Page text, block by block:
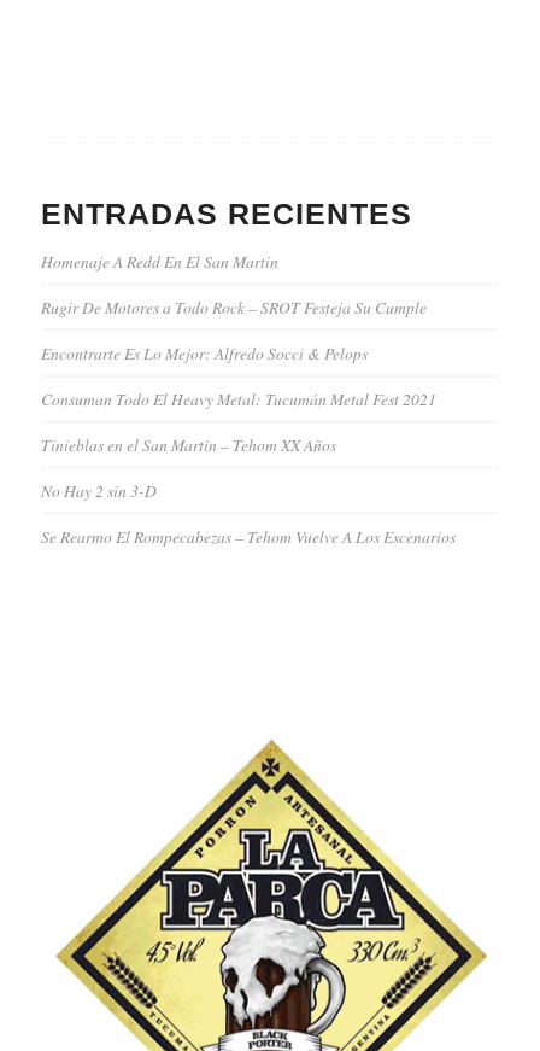
ENTRADAS RECIENTES
Homenaje A Redd En El San Martin
Rugir De Motores a Todo Rock – SROT Festeja Su Cumple
Encontrarte Es Lo Mejor: Alfredo Socci & Pelops
Consuman Todo El Heavy Metal: Tucumán Metal Fest 2021
Tinieblas en el San Martín – Tehom XX Años
No Hay 2 sin 3-D
Se Rearmo El Rompecabezas – Tehom Vuelve A Los Escenarios